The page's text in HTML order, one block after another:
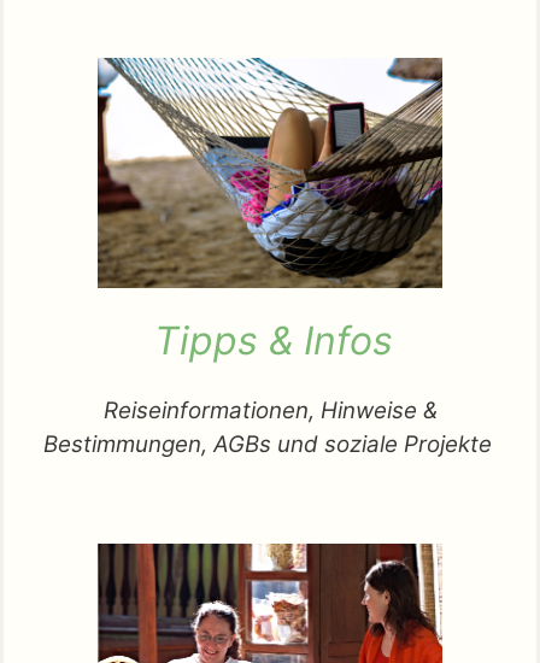
Tipps & Infos
Reiseinformationen, Hinweise &
Bestimmungen, AGBs und soziale Projekte